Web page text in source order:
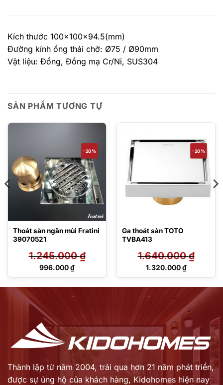
Kích thước 100x100x94.5(mm)
Đường kính ống thải chờ: Ø75 / Ø90mm
Vật liệu: Đồng, Đồng mạ Cr/Ni, SUS304
SẢN PHẨM TƯƠNG TỰ
-20%
Thoát sàn ngăn mùi Fratini
39070521
1.245.000₫
Giá
996.000₫
Giá
-20%
Ga thoát sàn TOTO
TVBA413
1.640.000₫
Giá
1.640.000 ₫.
1.320.000₫
Giá
1.320.000 ₫.
Thành lập từ năm 2004, trải qua hơn 21 năm phát triển,
được sự ủng hộ của khách hàng, Kidohomes hiện nay